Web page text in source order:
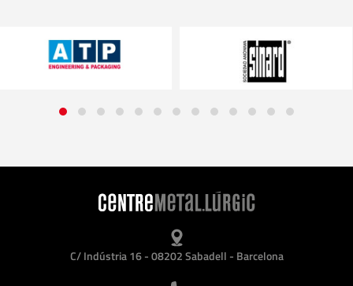
C/ Indústria 16 - 08202 Sabadell - Barcelona